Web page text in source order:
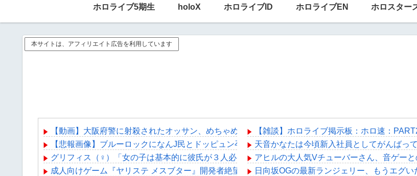
ホロライブ5期生 holoX ホロライブID ホロライブEN ホロスター
本サイトは、アフィリエイト広告を利用しています
【動画】大阪府警に射殺されたオッサン、めちゃめちゃ苦しそうに死ぬ
【悲報画像】ブルーロックになんJ民とドッピュン孕ませ男登場www
グリフィス（♀）「女の子は基本的に彼氏が３人必要」←500万バズwww
成人向けゲーム『ヤリステ メスブター』開発者絶望、銀行がsteamからの入金を拒否→金が入って
【雑談】ホロライブ掲示板：ホロ速：
天音かなたは今頃新入社員としてがんばって
アヒルの大人気Vチューバーさん、音ゲー
日向坂OGの最新ランジェリー、もうエグい